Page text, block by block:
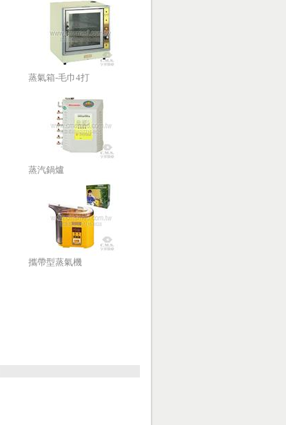
蒸氣箱-毛巾4打
蒸汽鍋爐
攜帶型蒸氣機